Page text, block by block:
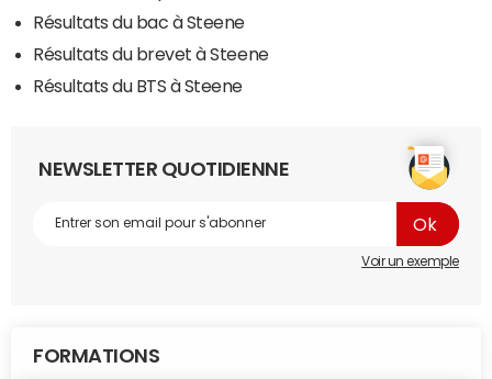
Résultats du bac à Steene
Résultats du brevet à Steene
Résultats du BTS à Steene
NEWSLETTER QUOTIDIENNE
Voir un exemple
FORMATIONS